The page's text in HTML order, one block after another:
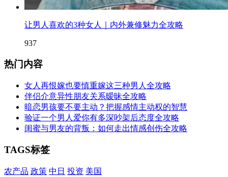
让男人喜欢的3种女人｜内外兼修魅力全攻略
937
热门内容
女人再恨嫁也要慎重嫁这三种男人全攻略
伴侣介意异性朋友关系暧昧全攻略
暗恋男孩要不要主动？把握感情主动权的智慧
验证一个男人爱你有多深吵架后态度全攻略
闺蜜与男友的背叛：如何走出情感创伤全攻略
TAGS标签
农产品 政策 中日 投资 美国